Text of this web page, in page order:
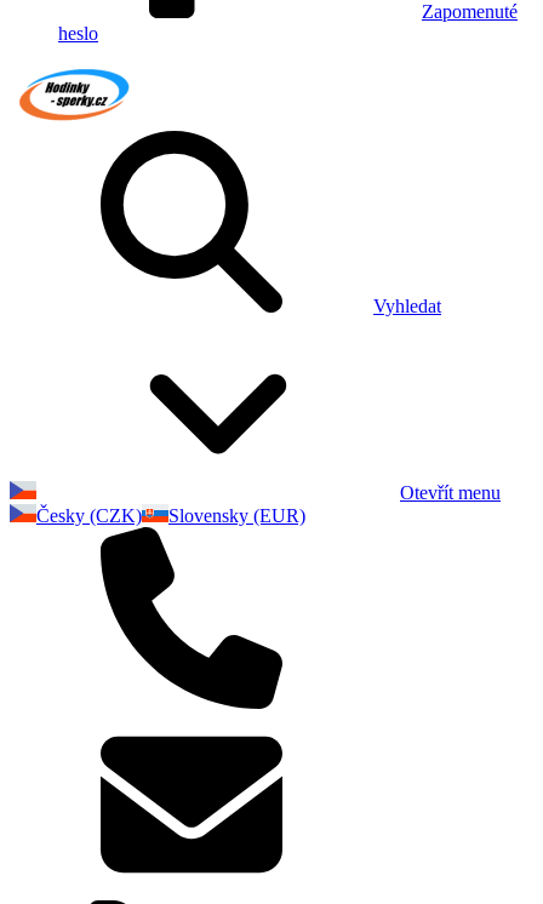
Zapomenuté
heslo
Vyhledat
Otevřít menu
Česky (CZK)
Slovensky (EUR)